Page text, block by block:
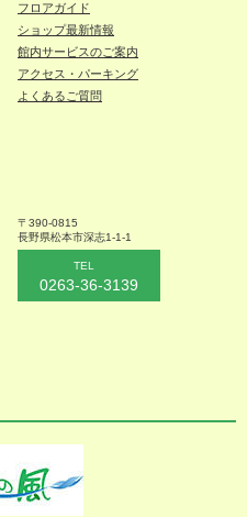
フロアガイド
ショップ最新情報
館内サービスのご案内
アクセス・パーキング
よくあるご質問
〒390-0815
長野県松本市深志1-1-1
TEL
0263-36-3139